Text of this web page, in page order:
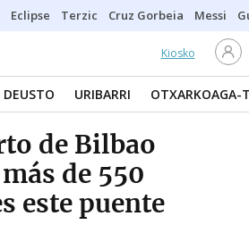
Eclipse Terzic Cruz Gorbeia Messi
Kiosko
DEUSTO URIBARRI OTXARKOAGA-
de Bilbao
de 550
este puente